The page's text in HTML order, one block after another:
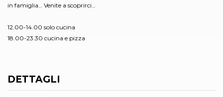
in famiglia… Venite a scoprirci…
12.00-14.00 solo cucina
18.00-23.30 cucina e pizza
DETTAGLI